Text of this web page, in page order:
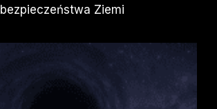
bezpieczeństwa Ziemi